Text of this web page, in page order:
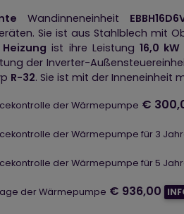
Wandinneneinheit
Sie ist aus Stahlblech mit
Heizung ist ihre Leistung16,0 kW
der Inverter-
R-32. Sie ist mit der Inneneinheit
der Wärmepumpe €
der Wärmepumpe für 3
der Wärmepumpe für 5
der Wärmepumpe € 936,00